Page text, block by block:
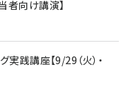
ッドナイトブラック)
者向け講演】
践講座【9/29（火）・